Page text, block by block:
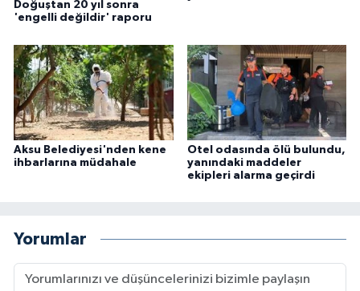
Doğuştan 20 yıl sonra
'engelli değildir' raporu
Aksu Belediyesi'nden kene
ihbarlarına müdahale
Otel odasında ölü bulundu,
yanındaki maddeler
ekipleri alarma geçirdi
Yorumlar